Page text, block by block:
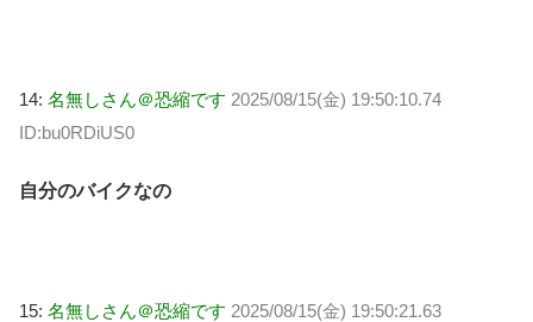
14: 名無しさん＠恐縮です 2025/08/15(金) 19:50:10.74
ID:bu0RDiUS0
自分のバイクなの
15: 名無しさん＠恐縮です 2025/08/15(金) 19:50:21.63